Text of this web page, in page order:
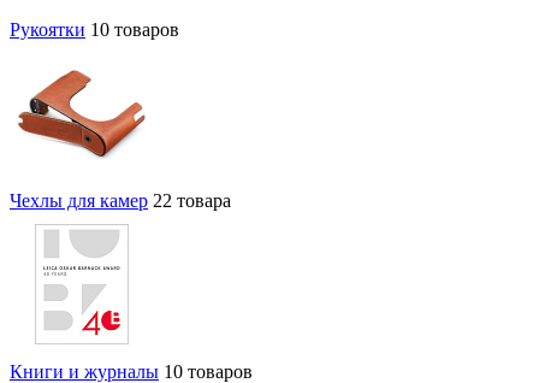
Рукоятки 10 товаров
Чехлы для камер 22 товара
Книги и журналы 10 товаров